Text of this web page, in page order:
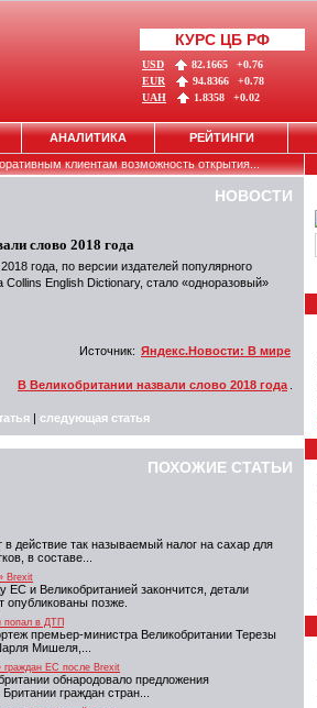
клиентам возможность открытия...
НОВОСТИ
слово 2018 года
года, по версии издателей популярного
Collins English Dictionary, стало «одноразовый»
Источник: Яндекс.Новости: В мире
В Великобритании назвали слово 2018 года
| следующая статья
ПОХОЖИЕ СТАТЬИ
в действие так называемый налог на сахар для
в составе...
Brexit
и Великобританией закончится, детали
опубликованы позже.
попал в ДТП
премьер-министра Великобритании Терезы
Мишеля,...
граждан ЕС после Brexit
обнародовало предложения
граждан стран...
КУРС ЦБ РФ
USD 82.1665
+0.76
EUR
94.8366
+0.78
UAH
1.8358 +0.02
АНАЛИТИКА РЕЙТИНГИ